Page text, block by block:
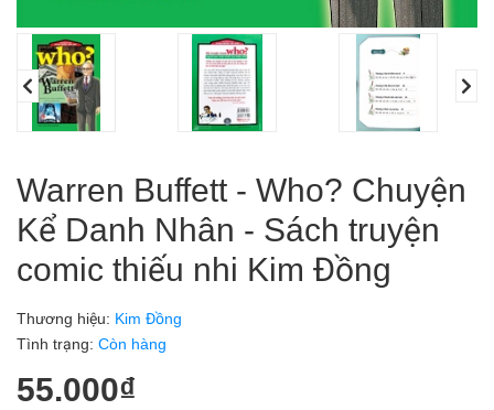
Warren Buffett - Who? Chuyện
Kể Danh Nhân - Sách truyện
comic thiếu nhi Kim Đồng
Thương hiệu: Kim Đồng
Tình trạng: Còn hàng
55.000₫